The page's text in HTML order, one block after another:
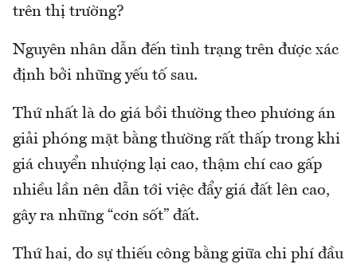
trên thị trường?
Nguyên nhân dẫn đến tình trạng trên được xác
định bởi những yếu tố sau.
Thứ nhất là do giá bồi thường theo phương án
giải phóng mặt bằng thường rất thấp trong khi
giá chuyển nhượng lại cao, thậm chí cao gấp
nhiều lần nên dẫn tới việc đẩy giá đất lên cao,
gây ra những “cơn sốt” đất.
Thứ hai, do sự thiếu công bằng giữa chi phí đầu